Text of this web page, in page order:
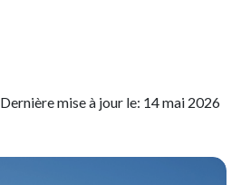
Dernière mise à jour le: 14 mai 2026